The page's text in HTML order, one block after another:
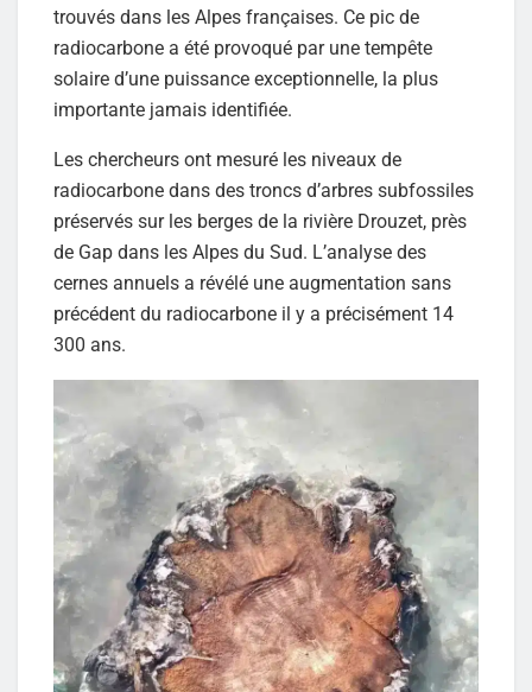
trouvés dans les Alpes françaises. Ce pic de
radiocarbone a été provoqué par une tempête
solaire d’une puissance exceptionnelle, la plus
importante jamais identifiée.
Les chercheurs ont mesuré les niveaux de
radiocarbone dans des troncs d’arbres subfossiles
préservés sur les berges de la rivière Drouzet, près
de Gap dans les Alpes du Sud. L’analyse des
cernes annuels a révélé une augmentation sans
précédent du radiocarbone il y a précisément 14
300 ans.